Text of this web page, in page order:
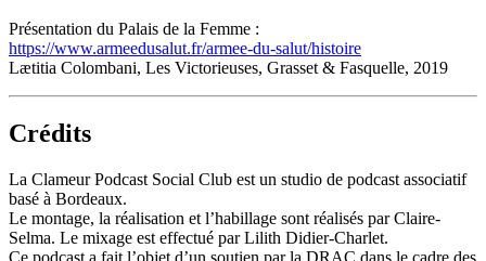
Présentation du Palais de la Femme :
https://www.armeedusalut.fr/armee-du-salut/histoire
Lætitia Colombani, Les Victorieuses, Grasset & Fasquelle, 2019
Crédits
La Clameur Podcast Social Club est un studio de podcast associatif
basé à Bordeaux.
Le montage, la réalisation et l’habillage sont réalisés par Claire-
Selma. Le mixage est effectué par Lilith Didier-Charlet.
Ce podcast a fait l’objet d’un soutien par la DRAC dans le cadre des